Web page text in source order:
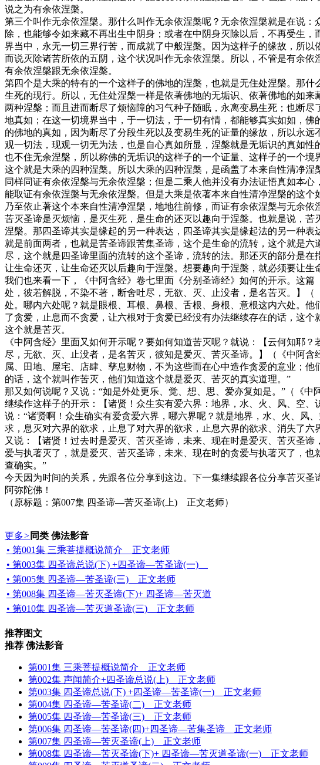
说之为有余依涅槃。
第三个叫作无余依涅槃。那什么叫作无余依涅槃呢？无余依涅槃就是在说
除，也能够令如来藏不再出生中阴身；或者在中阴身灭除以后，不再受生
界当中，永无一切三界行苦，而成就了中般涅槃。因为这样子的缘故，所
而说灭除诸苦所依的五阴，这个状况叫作无余依涅槃。所以，不管是有余
有余依涅槃跟无余依涅槃。
第四个是大乘的特有的一个这样子的佛地的涅槃，也就是无住处涅槃。那
生死的现行。所以，无住处涅槃一样是依著佛地的无垢识、依著佛地的如
两种涅槃；而且进而断尽了烦恼障的习气种子随眠，永离变易生死；也断
地真如；在这一切境界当中，于一切法，于一切有情，都能够真实如如，
的佛地的真如，因为断尽了分段生死以及变易生死的证量的缘故，所以永
观一切法，现观一切无为法，也是自心真如所显，涅槃就是无垢识的真如
也不住无余涅槃，所以称佛的无垢识的这样子的一个证量、这样子的一个境
这个就是大乘的四种涅槃。所以大乘的四种涅槃，是函盖了本来自性清净
同样同证有余依涅槃与无余依涅槃；但是二乘人他并没有办法证悟真如本
能取证有余依涅槃与无余依涅槃。但是大乘是依著本来自性清净涅槃的这
乃至依止著这个本来自性清净涅槃，地地往前修，而证有余依涅槃与无余
苦灭圣谛是灭烦恼，是灭生死，是生命的还灭以趣向于涅槃。也就是说，
涅槃。那四圣谛其实是缘起的另一种表达，四圣谛其实是缘起法的另一种
就是前面两者，也就是苦圣谛跟苦集圣谛，这个是生命的流转，这个就是
尽，这个就是四圣谛里面的流转的这个圣谛，流转的法。那还灭的部分是
让生命还灭，让生命还灭以后趣向于涅槃。想要趣向于涅槃，就必须要让
我们也来看一下，《中阿含经》卷七里面《分别圣谛经》如何的开示。这
处，彼若解脱，不染不著，断舍吐尽，无欲、灭、止没者，是名苦灭。】
处。哪内六处呢？就是眼根、耳根、鼻根、舌根、身根、意根这内六处。
了贪爱，止息而不贪爱，让六根对于贪爱已经没有办法继续存在的话，这
这个就是苦灭。
《中阿含经》里面又如何开示呢？要如何知道苦灭呢？就说：【云何知耶
尽，无欲、灭、止没者，是名苦灭，彼知是爱灭、苦灭圣谛。】（《中阿
属、田地、屋宅、店肆、孳息财物，不为这些而在心中造作贪爱的意业；
的话，这个就叫作苦灭，他们知道这个就是爱灭、苦灭的真实道理。”
那又如何说呢？又说：“如是外处更乐、觉、想、思、爱亦复如是。”（《
继续作这样子的开示：【诸贤！众生实有爱六界：地界，水、火、风、空
说：“诸贤啊！众生确实有爱贪爱六界，哪六界呢？就是地界，水、火、风
求，息灭对六界的欲求，止息了对六界的欲求，止息六界的欲求、消失了六
又说：【诸贤！过去时是爱灭、苦灭圣谛，未来、现在时是爱灭、苦灭圣
爱与执著灭了，就是爱灭、苦灭圣谛，未来、现在时的贪爱与执著灭了，
查确实。”
今天因为时间的关系，先跟各位分享到这边。下一集继续跟各位分享苦灭圣
阿弥陀佛！
（原标题：第007集 四圣谛—苦灭圣谛(上) 正文老师）
更多> 同类 佛法影音
• 第001集 三乘菩提概说简介 正文老师
• 第003集 四圣谛总说(下) +四圣谛—苦圣谛(一)
• 第005集 四圣谛—苦圣谛(三) 正文老师
• 第008集 四圣谛—苦灭圣谛(下)+ 四圣谛—苦灭道
• 第010集 四圣谛—苦灭道圣谛(三) 正文老师
推荐图文
推荐 佛法影音
第001集 三乘菩提概说简介 正文老师
第002集 声闻简介+四圣谛总说(上) 正文老师
第003集 四圣谛总说(下) +四圣谛—苦圣谛(一) 正文老师
第004集 四圣谛—苦圣谛(二) 正文老师
第005集 四圣谛—苦圣谛(三) 正文老师
第006集 四圣谛—苦圣谛(四)+四圣谛—苦集圣谛 正文老师
第007集 四圣谛—苦灭圣谛(上) 正文老师
第008集 四圣谛—苦灭圣谛(下)+ 四圣谛—苦灭道圣谛(一) 正文老师